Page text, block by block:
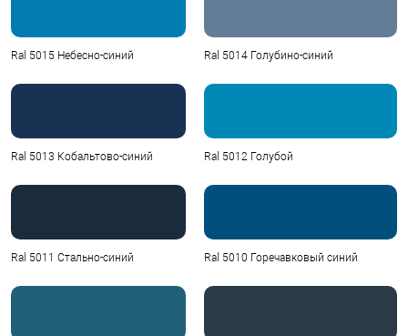
Ral 5015 Небесно-синий Ral 5014 Голубино-синий
Ral 5013 Кобальтово-синий Ral 5012 Голубой
Ral 5011 Стально-синий Ral 5010 Горечавковый синий